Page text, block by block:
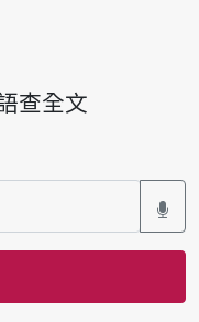
查全文